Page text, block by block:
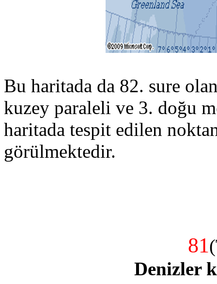
Bu haritada da 82. sure
kuzey paraleli ve 3. doğu
haritada tespit edilen
görülmektedir.
81
Denizler